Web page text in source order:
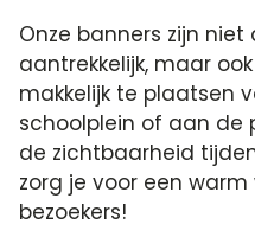
Onze banners zijn niet
aantrekkelijk, maar
makkelijk te plaatsen
schoolplein of aan de
de zichtbaarheid
zorg je voor een
bezoekers!